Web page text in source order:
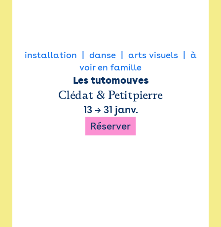
installation danse arts visuels
à
voir en famille
Les tutomouves
Clédat & Petitpierre
13→ 31 janv.
Réserver